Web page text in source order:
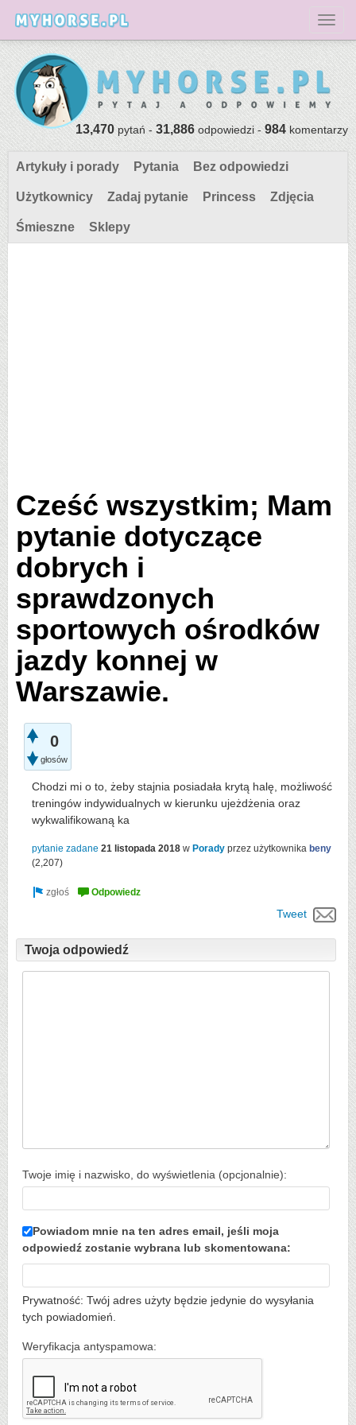
13,470pytań -31,886odpowiedzi -984komentarzy
Artykuły i porady Pytania Bez odpowiedzi
Użytkownicy Zadaj pytanie Princess Zdjęcia
Śmieszne Sklepy
Cześć wszystkim; Mam
pytanie dotyczące
dobrych i
sprawdzonych
sportowych ośrodków
jazdy konnej w
Warszawie.
0
głosów
Chodzi mi o to, żeby stajnia posiadała krytą halę, możliwość
treningów indywidualnych w kierunku ujeżdżenia oraz
wykwalifikowaną ka
pytanie zadane 21 listopada 2018 w Porady przez użytkownika beny
(2,207)
Tweet
Twoja odpowiedź
Twoje imię i nazwisko, do wyświetlenia (opcjonalnie):
Powiadom mnie na ten adres email, jeśli moja
odpowiedź zostanie wybrana lub skomentowana:
Prywatność: Twój adres użyty będzie jedynie do wysyłania
tych powiadomień.
Weryfikacja antyspamowa: